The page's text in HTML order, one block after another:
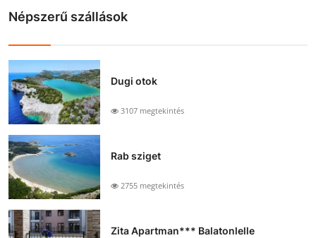
Népszerű szállások
Dugi otok
3107 megtekintés
Rab sziget
2755 megtekintés
Zita Apartman*** Balatonlelle